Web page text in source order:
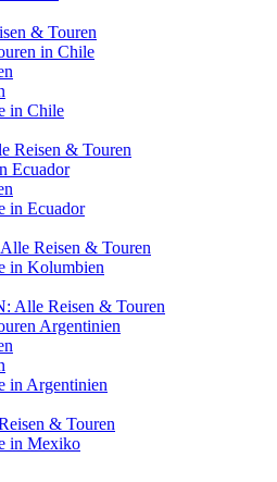
& Touren
in Chile
in Chile
Reisen & Touren
Ecuador
in Ecuador
Reisen & Touren
in Kolumbien
Alle Reisen & Touren
Argentinien
in Argentinien
& Touren
in Mexiko